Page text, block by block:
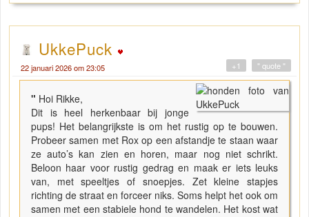
UkkePuck
22 januari 2026 om 23:05 " quote "
+1
" Hoi Rikke,
Dit is heel herkenbaar bij jonge
pups! Het belangrijkste is om het rustig op te bouwen.
Probeer samen met Rox op een afstandje te staan waar
ze auto’s kan zien en horen, maar nog niet schrikt.
Beloon haar voor rustig gedrag en maak er iets leuks
van, met speeltjes of snoepjes. Zet kleine stapjes
richting de straat en forceer niks. Soms helpt het ook om
samen met een stabiele hond te wandelen. Het kost wat